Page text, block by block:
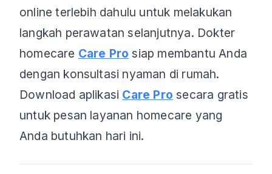
online terlebih dahulu untuk melakukan
langkah perawatan selanjutnya. Dokter
homecare Care Pro siap membantu Anda
dengan konsultasi nyaman di rumah.
Download aplikasi Care Pro secara gratis
untuk pesan layanan homecare yang
Anda butuhkan hari ini.